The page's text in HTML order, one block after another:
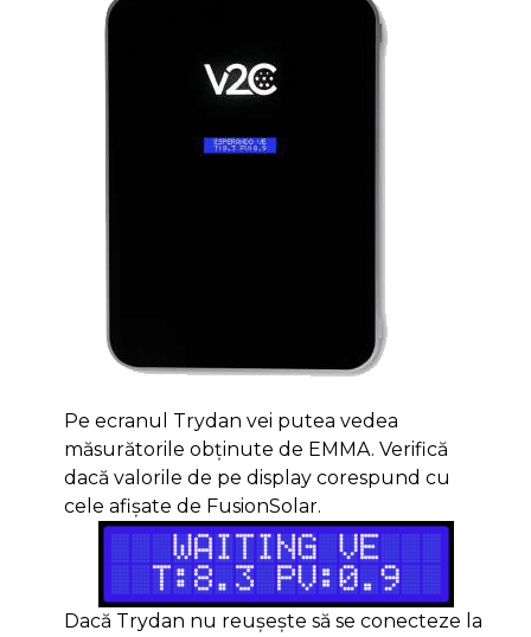
Pe ecranul Trydan vei putea vedea
măsurătorile obținute de EMMA. Verifică
dacă valorile de pe display corespund cu
cele afișate de FusionSolar.
Dacă Trydan nu reușește să se conecteze la